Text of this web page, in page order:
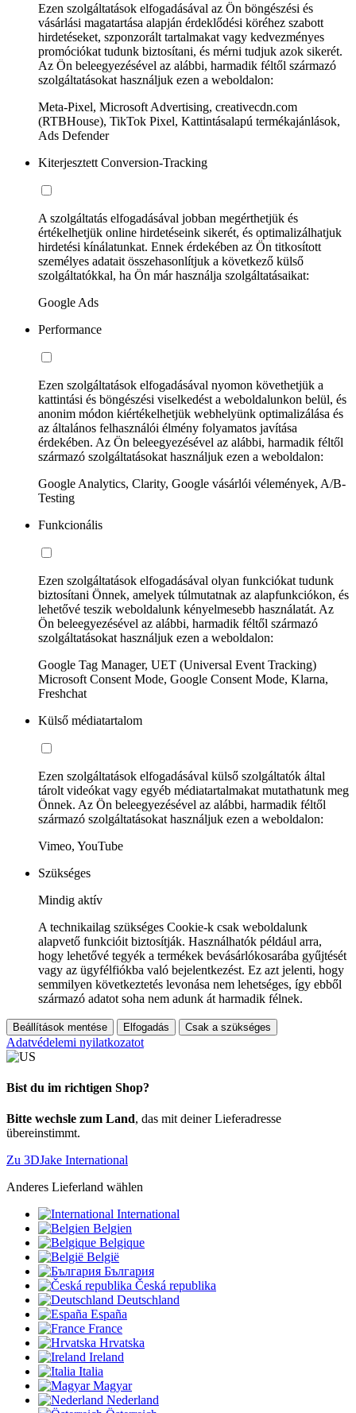
Ezen szolgáltatások elfogadásával az Ön böngészési és
vásárlási magatartása alapján érdeklődési köréhez szabott
hirdetéseket, szponzorált tartalmakat vagy kedvezményes
promóciókat tudunk biztosítani, és mérni tudjuk azok sikerét.
Az Ön beleegyezésével az alábbi, harmadik féltől származó
szolgáltatásokat használjuk ezen a weboldalon:
Meta-Pixel, Microsoft Advertising, creativecdn.com
(RTBHouse), TikTok Pixel, Kattintásalapú termékajánlások,
Ads Defender
Kiterjesztett Conversion-Tracking
A szolgáltatás elfogadásával jobban megérthetjük és
értékelhetjük online hirdetéseink sikerét, és optimalizálhatjuk
hirdetési kínálatunkat. Ennek érdekében az Ön titkosított
személyes adatait összehasonlítjuk a következő külső
szolgáltatókkal, ha Ön már használja szolgáltatásaikat:
Google Ads
Performance
Ezen szolgáltatások elfogadásával nyomon követhetjük a
kattintási és böngészési viselkedést a weboldalunkon belül, és
anonim módon kiértékelhetjük webhelyünk optimalizálása és
az általános felhasználói élmény folyamatos javítása
érdekében. Az Ön beleegyezésével az alábbi, harmadik féltől
származó szolgáltatásokat használjuk ezen a weboldalon:
Google Analytics, Clarity, Google vásárlói vélemények, A/B-
Testing
Funkcionális
Ezen szolgáltatások elfogadásával olyan funkciókat tudunk
biztosítani Önnek, amelyek túlmutatnak az alapfunkciókon, és
lehetővé teszik weboldalunk kényelmesebb használatát. Az
Ön beleegyezésével az alábbi, harmadik féltől származó
szolgáltatásokat használjuk ezen a weboldalon:
Google Tag Manager, UET (Universal Event Tracking)
Microsoft Consent Mode, Google Consent Mode, Klarna,
Freshchat
Külső médiatartalom
Ezen szolgáltatások elfogadásával külső szolgáltatók által
tárolt videókat vagy egyéb médiatartalmakat mutathatunk meg
Önnek. Az Ön beleegyezésével az alábbi, harmadik féltől
származó szolgáltatásokat használjuk ezen a weboldalon:
Vimeo, YouTube
Szükséges
Mindig aktív
A technikailag szükséges Cookie-k csak weboldalunk
alapvető funkcióit biztosítják. Használhatók például arra,
hogy lehetővé tegyék a termékek bevásárlókosarába gyűjtését
vagy az ügyfélfiókba való bejelentkezést. Ez azt jelenti, hogy
semmilyen következtetés levonása nem lehetséges, így ebből
származó adatot soha nem adunk át harmadik félnek.
Beállítások mentése Elfogadás Csak a szükséges
Adatvédelemi nyilatkozatot
Bist du im richtigen Shop?
Bitte wechsle zum Land, das mit deiner Lieferadresse
übereinstimmt.
Zu 3DJake International
Anderes Lieferland wählen
International
Belgien
Belgique
België
България
Česká republika
Deutschland
España
France
Hrvatska
Ireland
Italia
Magyar
Nederland